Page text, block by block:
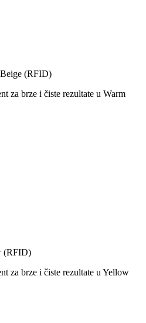
(RFID)
za brze i čiste rezultate u Warm
(RFID)
za brze i čiste rezultate u Yellow